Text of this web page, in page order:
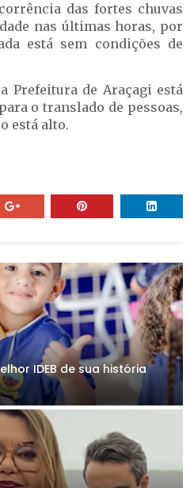
das fortes chuvas
nas últimas horas, por
está sem condições de
Prefeitura de Araçagi está
o translado de pessoas,
está alto.
IDEB de sua história